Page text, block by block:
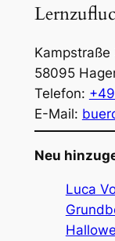
Kampstraße
58095
Telefon:
E-Mail:
Neu
Luca